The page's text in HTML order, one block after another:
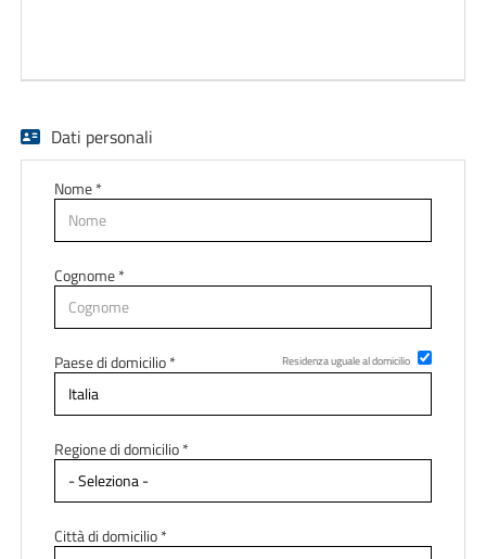
IT
DE
ES
PT
Dati personali
Nome *
Cognome *
Paese di domicilio * Residenza uguale al domicilio
Regione di domicilio *
Città di domicilio *